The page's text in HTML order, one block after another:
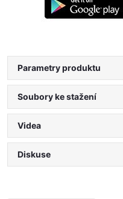
Parametry produktu
Soubory ke stažení
Videa
Diskuse